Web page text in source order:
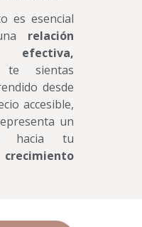
es esencial
relación
te sientas
desde
accesible,
un
hacia tu